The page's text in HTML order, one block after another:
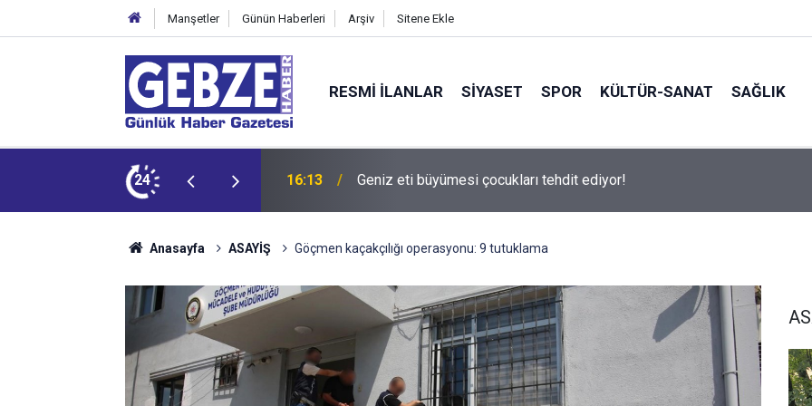
Manşetler Günün Haberleri Arşiv Sitene Ekle
RESMI İLANLAR SİYASET SPOR KÜLTÜR-SANAT SAĞLIK
24 15:27 Bilişim 500 Araştırması’nın sonuçları açıklandı
Anasayfa ASAYİŞ Göçmen kaçakçılığı operasyonu: 9 tutuklama